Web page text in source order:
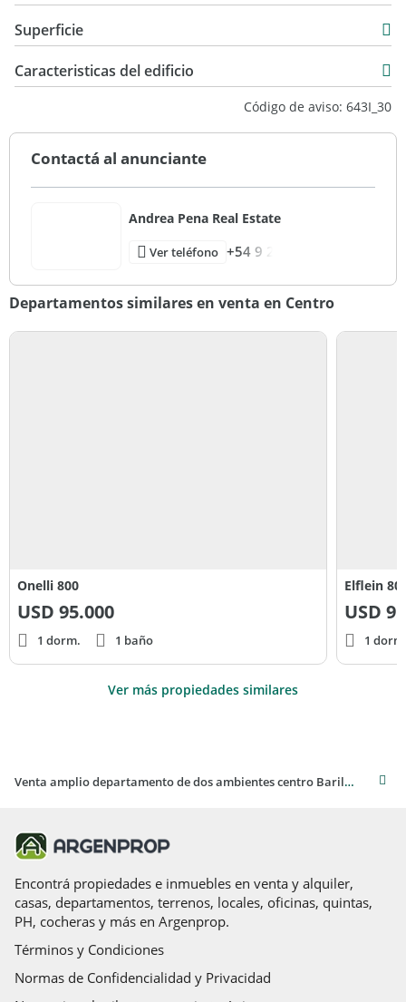
Venta
USD 95.000
Superficie
50 m2
Caracteristicas del edificio
50
Código de aviso: 643I_30
Contactá al anunciante
Andrea Pena Real Estate
Ver teléfono +54 9 2
Departamentos similares en venta en Centro
Onelli 800
USD 95.000
1 dorm. 1 baño
Elflein
USD
1
Ver más propiedades similares
Venta amplio departamento de dos ambientes centro Bariloche, apto crédito
Encontrá propiedades e inmuebles en venta y alquiler,
casas, departamentos, terrenos, locales, oficinas, quintas,
PH, cocheras y más en Argenprop.
Términos y Condiciones
Normas de Confidencialidad y Privacidad